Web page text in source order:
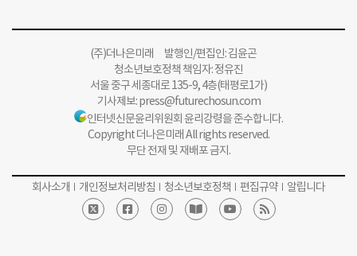
(주)더나은미래 발행인/편집인: 김윤곤
청소년보호정책 책임자: 정유진
서울 중구 세종대로 135-9, 4층(태평로1가)
기사제보:press@futurechosun.com
인터넷신문윤리위원회 윤리강령을 준수합니다.
Copyright 더나은미래 All rights reserved.
무단 전재 및 재배포 금지.
회사소개 개인정보처리방침 청소년보호정책 편집규약 알립니다